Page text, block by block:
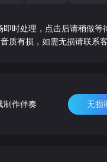
即时处理，点击后请稍做等
质有损，如需无损请联系
制作伴奏 无损